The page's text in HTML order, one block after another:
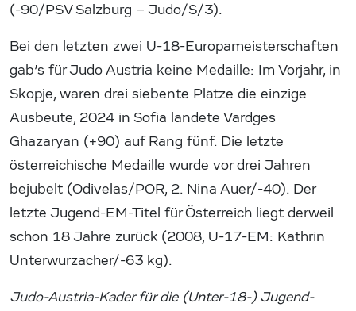
(-90/PSV Salzburg – Judo/S/3).
Bei den letzten zwei U-18-Europameisterschaften
gab’s für Judo Austria keine Medaille: Im Vorjahr, in
Skopje, waren drei siebente Plätze die einzige
Ausbeute, 2024 in Sofia landete Vardges
Ghazaryan (+90) auf Rang fünf. Die letzte
österreichische Medaille wurde vor drei Jahren
bejubelt (Odivelas/POR, 2. Nina Auer/-40). Der
letzte Jugend-EM-Titel für Österreich liegt derweil
schon 18 Jahre zurück (2008, U-17-EM: Kathrin
Unterwurzacher/-63 kg).
Judo-Austria-Kader für die (Unter-18-) Jugend-